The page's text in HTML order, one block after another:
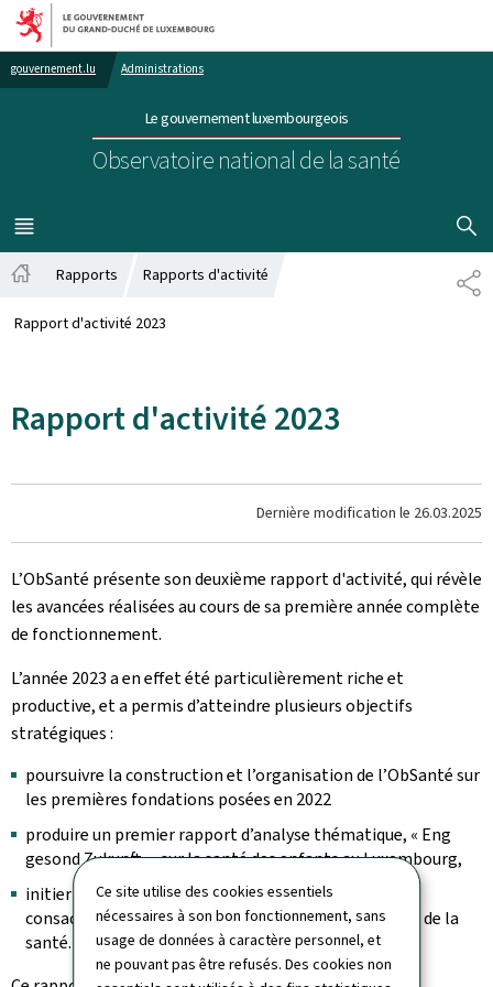
Ce site utilise des cookies essentiels
nécessaires à son bon fonctionnement, sans
usage de données à caractère personnel, et
ne pouvant pas être refusés. Des cookies non
Aller au menu principal
Aller au contenu
gouvernement.lu Administrations
Le gouvernement luxembourgeois
Observatoire national de la santé
MENU
PRINCIPAL
Rapports Rapports d'activité
Rapport d'activité 2023
Rapport d'activité 2023
Dernière modification le 26.03.2025
L’ObSanté présente son deuxième rapport d'activité, qui révèle
les avancées réalisées au cours de sa première année complète
de fonctionnement.
L’année 2023 a en effet été particulièrement riche et
productive, et a permis d’atteindre plusieurs objectifs
stratégiques :
poursuivre la construction et l’organisation de l’ObSanté sur
les premières fondations posées en 2022
produire un premier rapport d’analyse thématique, « Eng
gesond Zukunft », sur la santé des enfants au Luxembourg,
initier les travaux des prochains rapports, qui seront
consacrés au système de santé et aux professionnels de la
santé.